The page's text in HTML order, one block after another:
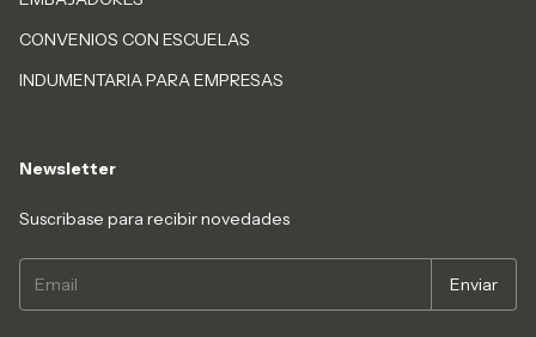
CONVENIOS CON ESCUELAS
INDUMENTARIA PARA EMPRESAS
Newsletter
Suscribase para recibir novedades